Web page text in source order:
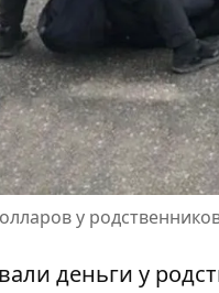
у
деньги у